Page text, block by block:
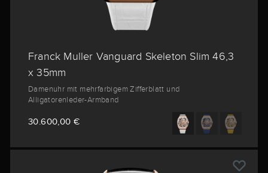
Franck Muller Vanguard Skeleton Slim 46,3
x 35mm
Damenuhr mit mehrfarbigem Zifferblatt und
Alligatorenleder-Armband
30.600,00 €